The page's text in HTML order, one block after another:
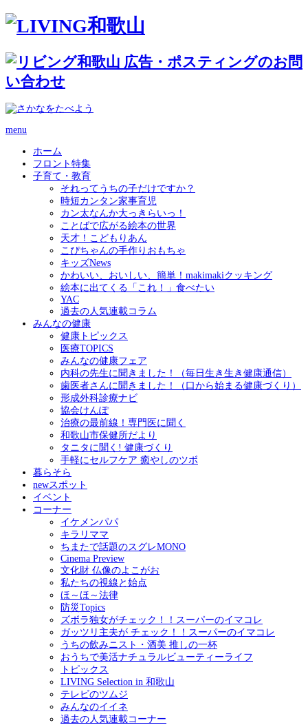
menu
ホーム
フロント特集
子育て・教育
それってうちの子だけですか？
時短カンタン家事育児
カン太なんか大っきらいっ！
ことばで広がる絵本の世界
天才！こどもりあん
こぴちゃんの手作りおもちゃ
キッズNews
かわいい、おいしい、簡単！makimakiクッキング
絵本に出てくる「これ！」食べたい
YAC
過去の人気連載コラム
みんなの健康
健康トピックス
医療TOPICS
みんなの健康フェア
内科の先生に聞きました！（毎日生き生き健康通信）
歯医者さんに聞きました！（口から始まる健康づくり）
形成外科診療ナビ
協会けんぽ
治療の最前線！専門医に聞く
和歌山市保健所だより
タニタに聞く! 健康づくり
手軽にセルフケア 癒やしのツボ
暮らそら
newスポット
イベント
コーナー
イケメンパパ
キラリママ
ちまたで話題のスグレMONO
Cinema Preview
文化財 仏像のよこがお
私たちの視線と始点
ほ～ほ～法律
防災Topics
ズボラ独女がチェック！！スーパーのイマコレ
ガッツリ主夫が チェック！！スーパーのイマコレ
うちの飲みニスト・酒美 推しの一杯
おうちで美活ナチュラルビューティーライフ
トピックス
LIVING Selection in 和歌山
テレビのツムジ
みんなのイイネ
過去の人気連載コーナー